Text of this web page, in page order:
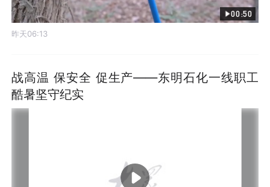
00:50
昨天06:13
战高温 保安全 促生产——东明石化一线职工
酷暑坚守纪实